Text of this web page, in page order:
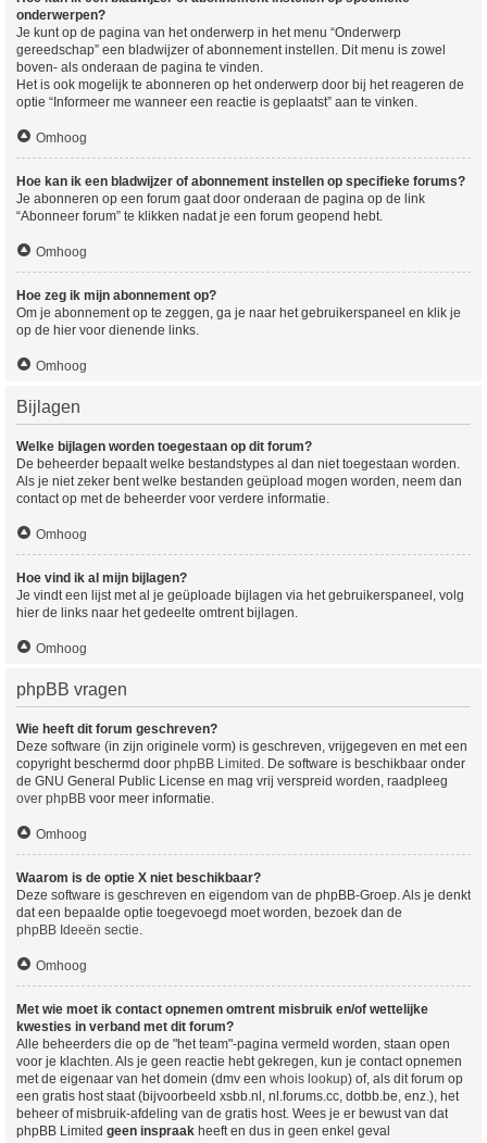
onderwerpen?
Je kunt op de pagina van het onderwerp in het menu “Onderwerp
gereedschap” een bladwijzer of abonnement instellen. Dit menu is zowel
boven- als onderaan de pagina te vinden.
Het is ook mogelijk te abonneren op het onderwerp door bij het reageren de
optie “Informeer me wanneer een reactie is geplaatst” aan te vinken.
Omhoog
Hoe kan ik een bladwijzer of abonnement instellen op specifieke forums?
Je abonneren op een forum gaat door onderaan de pagina op de link
“Abonneer forum” te klikken nadat je een forum geopend hebt.
Omhoog
Hoe zeg ik mijn abonnement op?
Om je abonnement op te zeggen, ga je naar het gebruikerspaneel en klik je
op de hier voor dienende links.
Omhoog
Bijlagen
Welke bijlagen worden toegestaan op dit forum?
De beheerder bepaalt welke bestandstypes al dan niet toegestaan worden.
Als je niet zeker bent welke bestanden geüpload mogen worden, neem dan
contact op met de beheerder voor verdere informatie.
Omhoog
Hoe vind ik al mijn bijlagen?
Je vindt een lijst met al je geüploade bijlagen via het gebruikerspaneel, volg
hier de links naar het gedeelte omtrent bijlagen.
Omhoog
phpBB vragen
Wie heeft dit forum geschreven?
Deze software (in zijn originele vorm) is geschreven, vrijgegeven en met een
copyright beschermd door phpBB Limited . De software is beschikbaar onder
de GNU General Public License en mag vrij verspreid worden, raadpleeg
over phpBB voor meer informatie.
Omhoog
Waarom is de optie X niet beschikbaar?
Deze software is geschreven en eigendom van de phpBB-Groep. Als je denkt
dat een bepaalde optie toegevoegd moet worden, bezoek dan de
phpBB Ideeën sectie.
Omhoog
Met wie moet ik contact opnemen omtrent misbruik en/of wettelijke
kwesties in verband met dit forum?
Alle beheerders die op de "het team"-pagina vermeld worden, staan open
voor je klachten. Als je geen reactie hebt gekregen, kun je contact opnemen
met de eigenaar van het domein (dmv een whois lookup) of, als dit forum op
een gratis host staat (bijvoorbeeld xsbb.nl, nl.forums.cc, dotbb.be, enz.), het
beheer of misbruik-afdeling van de gratis host. Wees je er bewust van dat
phpBB Limited geen inspraak heeft en dus in geen enkel geval